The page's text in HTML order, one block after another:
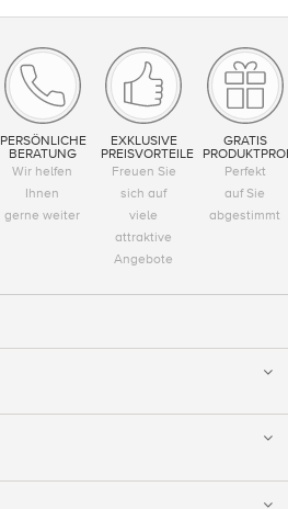
PERSÖNLICHE
BERATUNG
Wir helfen
Ihnen
gerne weiter
EXKLUSIVE
PREISVORTEILE
Freuen Sie
sich auf
viele
attraktive
Angebote
GRATIS
Perfekt
auf Sie
abgestimmt